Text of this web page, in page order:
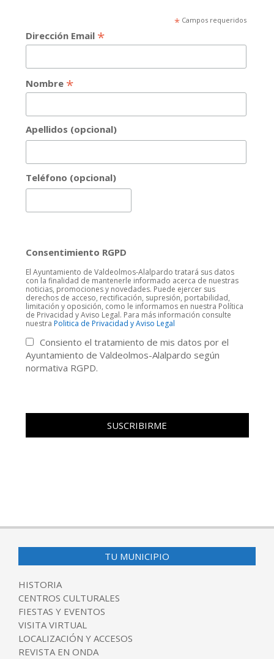
*Campos requeridos
Dirección Email *
Nombre *
Apellidos (opcional)
Teléfono (opcional)
Consentimiento RGPD
El Ayuntamiento de Valdeolmos-Alalpardo tratará sus datos
con la finalidad de mantenerle informado acerca de nuestras
noticias, promociones y novedades. Puede ejercer sus
derechos de acceso, rectificación, supresión, portabilidad,
limitación y oposición, como le informamos en nuestra Política
de Privacidad y Aviso Legal. Para más información consulte
nuestra Politica de Privacidad y Aviso Legal
Consiento el tratamiento de mis datos por el
Ayuntamiento de Valdeolmos-Alalpardo según
normativa RGPD.
TU MUNICIPIO
HISTORIA
CENTROS CULTURALES
FIESTAS Y EVENTOS
VISITA VIRTUAL
LOCALIZACIÓN Y ACCESOS
REVISTA EN ONDA